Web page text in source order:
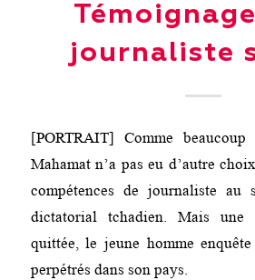
journaliste
[PORTRAIT] Comme
Mahamat n’a pas eu d’autre
compétences de journaliste au
dictatorial tchadien. Mais une
quittée, le jeune homme
perpétrés dans son pays.